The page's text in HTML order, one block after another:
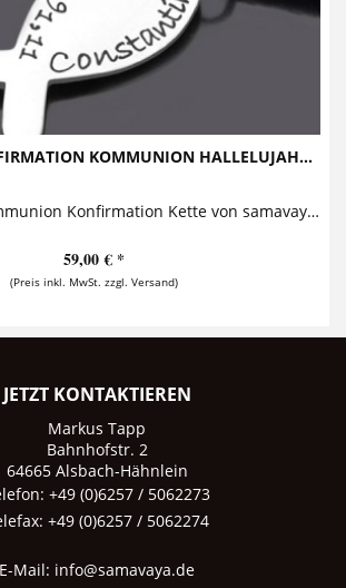
KOMMUNION HALLELUJAH...
HALLELUJAH Kommunion Konfirmation Kette von samavaya Diese besondere Kette besteht aus einem sehr schön geschwungenen Christenfisch, auf den...
59,00 € *
(Preis inkl. MwSt. zzgl. Versand)
JETZT KONTAKTIEREN
Markus Tapp
Bahnhofstr. 2
64665 Alsbach-Hähnlein
+49 (0)6257 / 5062273
+49 (0)6257 / 5062274
E-Mail: info@samavaya.de